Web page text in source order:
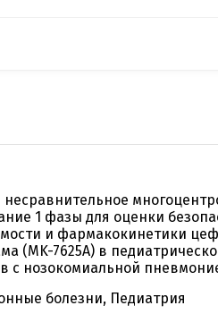
1 фазы для оценки
и фармакокинетики
(MK-7625A) в
с нозокомиальной
болезни, Педиатрия